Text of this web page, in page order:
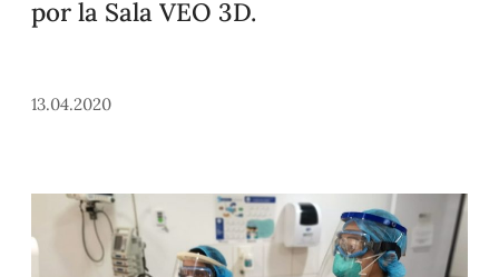
por la Sala VEO 3D.
13.04.2020